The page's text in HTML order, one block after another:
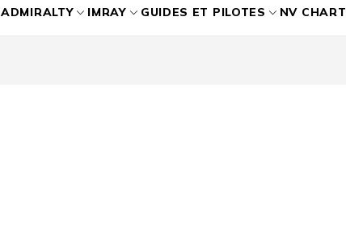
ADMIRALTY IMRAY GUIDES ET PILOTES NV